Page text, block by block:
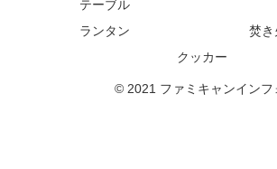
テーブル
ランタン
焚き
クッカー
© 2021 ファミキャンインフ